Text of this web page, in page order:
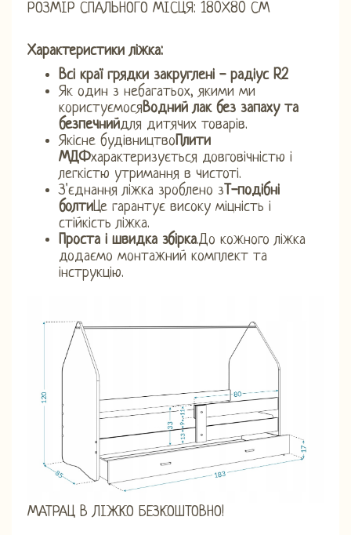
РОЗМІР СПАЛЬНОГО МІСЦЯ: 180Х80 СМ
Характеристики ліжка:
Всі краї грядки закруглені - радіус R2
Як один з небагатьох, якими ми
користуємосяВодний лак без запаху та
безпечнийдля дитячих товарів.
Якісне будівництвоПлити
МДФхарактеризується довговічністю і
легкістю утримання в чистоті.
З'єднання ліжка зроблено зТ-подібні
болтиЦе гарантує високу міцність і
стійкість ліжка.
Проста і швидка збірка.До кожного ліжка
додаємо монтажний комплект та
інструкцію.
МАТРАЦ В ЛІЖКО БЕЗКОШТОВНО!